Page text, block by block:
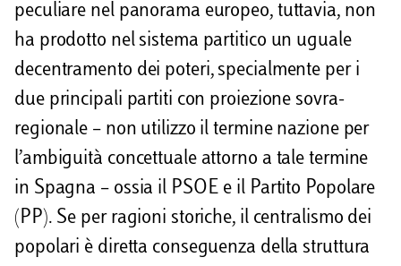
peculiare nel panorama europeo, tuttavia, non
ha prodotto nel sistema partitico un uguale
decentramento dei poteri, specialmente per i
due principali partiti con proiezione sovra-
regionale – non utilizzo il termine nazione per
l’ambiguità concettuale attorno a tale termine
in Spagna – ossia il PSOE e il Partito Popolare
(PP). Se per ragioni storiche, il centralismo dei
popolari è diretta conseguenza della struttura